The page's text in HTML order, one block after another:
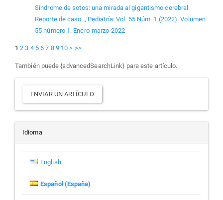
Síndrome de sotos: una mirada al gigantismo cerebral.
Reporte de caso. , Pediatría: Vol. 55 Núm. 1 (2022): Volumen
55 número 1. Enero-marzo 2022
1 2 3 4 5 6 7 8 9 10 > >>
También puede {advancedSearchLink} para este artículo.
Enviar
un
artículo
ENVIAR UN ARTÍCULO
Idioma
English
Español (España)